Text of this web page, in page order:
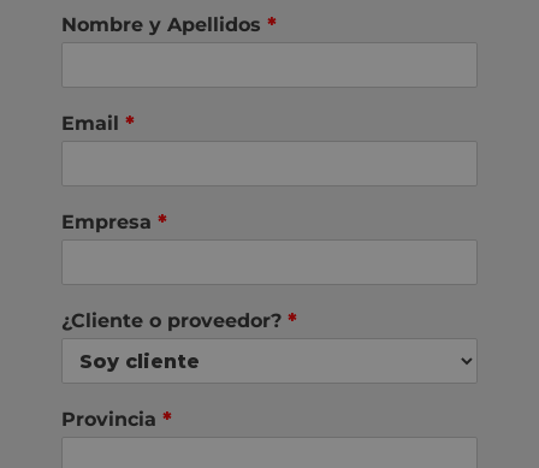
Nombre y Apellidos *
Email *
Empresa *
¿Cliente o proveedor? *
Provincia *